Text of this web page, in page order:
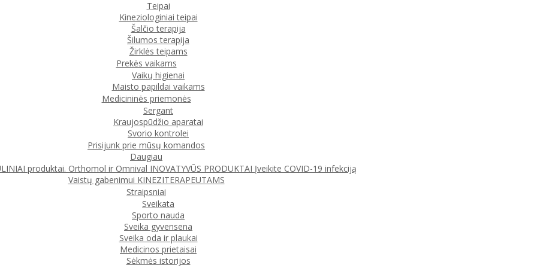
Teipai
Kineziologiniai teipai
Šalčio terapija
Šilumos terapija
Žirklės teipams
Prekės vaikams
Vaikų higienai
Maisto papildai vaikams
Medicininės priemonės
Sergant
Kraujospūdžio aparatai
Svorio kontrolei
Prisijunk prie mūsų komandos
Daugiau
produktai. Orthomol ir Omnival INOVATYVŪS PRODUKTAI Įveikite COVID-19 infekciją
Vaistų gabenimui KINEZITERAPEUTAMS
Straipsniai
Sveikata
Sporto nauda
Sveika gyvensena
Sveika oda ir plaukai
Medicinos prietaisai
Sėkmės istorijos